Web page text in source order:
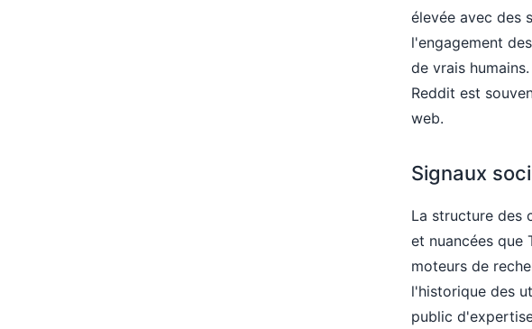
élevée avec des
l'engagement
de vrais
Reddit est
web.
Signaux
La structure des
et nuancées que
moteurs de
l'historique des
public